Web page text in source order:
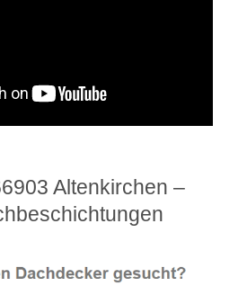
Altenkirchen –